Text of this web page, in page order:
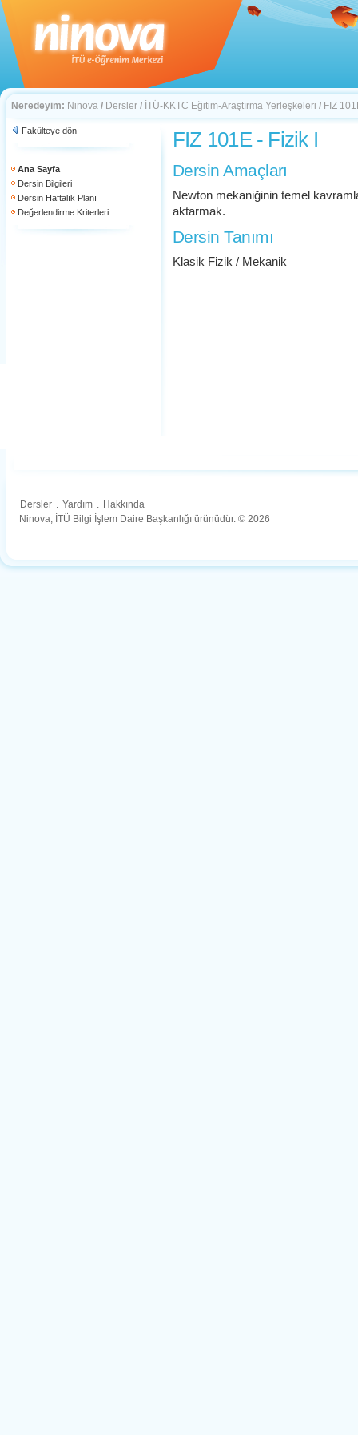
Neredeyim: Ninova / Dersler / İTÜ-KKTC Eğitim-Araştırma Yerleşkeleri / FIZ
Fakülteye dön
Ana Sayfa
Dersin Bilgileri
Dersin Haftalık Planı
Değerlendirme Kriterleri
FIZ 101E - Fizik I
Dersin Amaçları
Newton mekaniğinin temel
aktarmak.
Dersin Tanımı
Klasik Fizik / Mekanik
Dersler . Yardım . Hakkında
Ninova, İTÜ Bilgi İşlem Daire Başkanlığı ürünüdür. © 2026